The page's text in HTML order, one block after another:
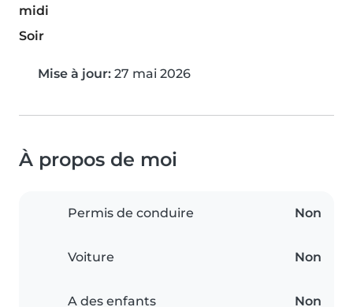
midi
Soir
Mise à jour: 27 mai 2026
À propos de moi
Permis de conduire Non
Voiture Non
A des enfants Non